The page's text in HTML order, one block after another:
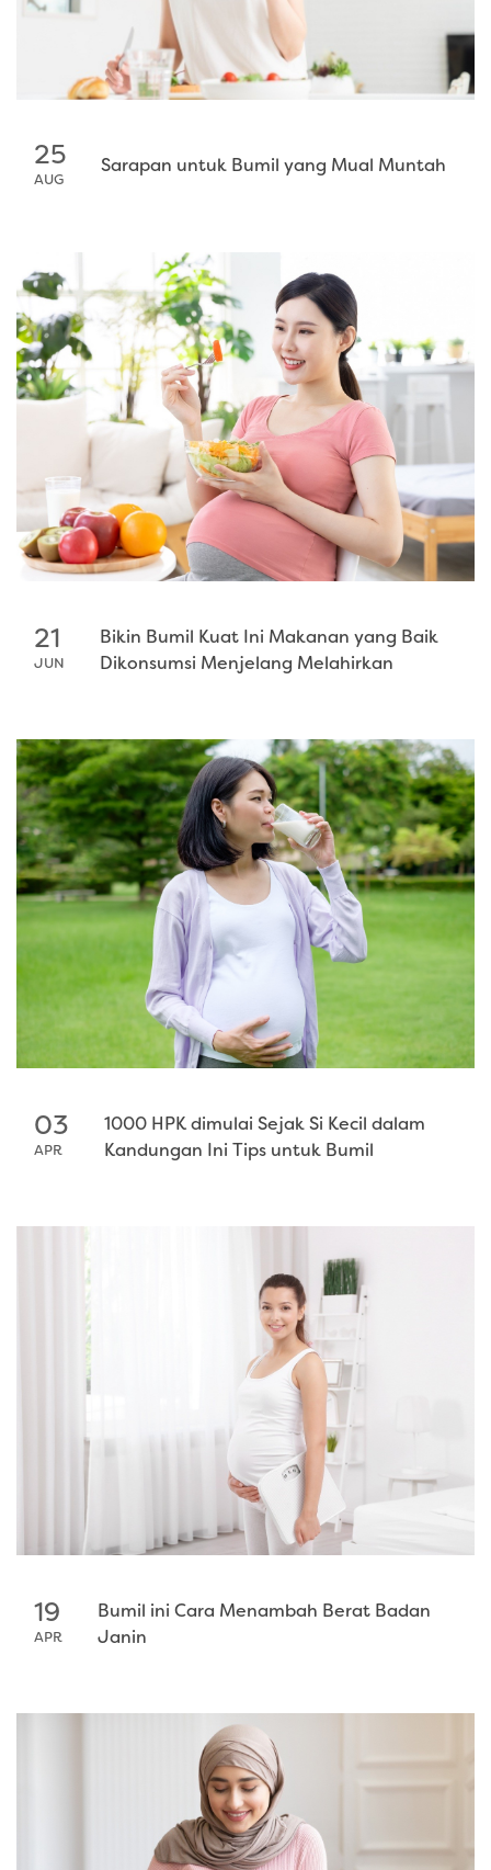
25
AUG
Sarapan untuk Bumil yang Mual Muntah
21
JUN
Bikin Bumil Kuat Ini Makanan yang Baik
Dikonsumsi Menjelang Melahirkan
03
APR
1000 HPK dimulai Sejak Si Kecil dalam
Kandungan Ini Tips untuk Bumil
19
APR
Bumil ini Cara Menambah Berat Badan
Janin